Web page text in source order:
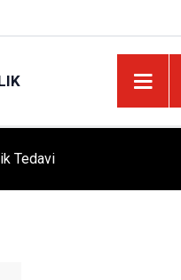
Tedavi